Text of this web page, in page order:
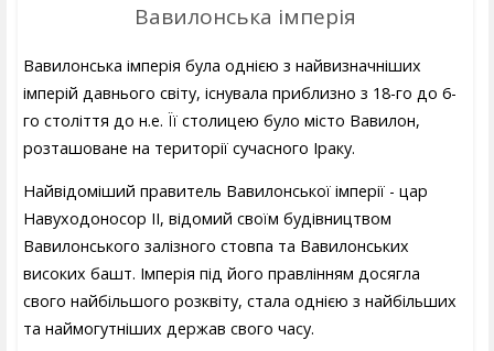
Вавилонська імперія
Вавилонська імперія була однією з найвизначніших
імперій давнього світу, існувала приблизно з 18-го до 6-
го століття до н.е. Її столицею було місто Вавилон,
розташоване на території сучасного Іраку.
Найвідоміший правитель Вавилонської імперії - цар
Навуходоносор II, відомий своїм будівництвом
Вавилонського залізного стовпа та Вавилонських
високих башт. Імперія під його правлінням досягла
свого найбільшого розквіту, стала однією з найбільших
та наймогутніших держав свого часу.